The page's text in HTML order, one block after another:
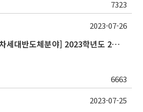
7323
[혁신융합대학사업 차세대반도체분야] 2023학년도 2학기 대구대학교 교류 수학 안내
6663
2023-07-26
2023-07-25